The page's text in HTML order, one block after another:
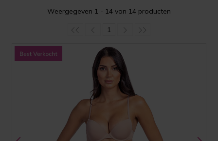
Weergegeven 1 - 14 van 14 producten
1